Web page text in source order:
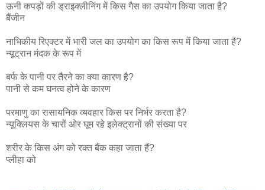
ऊनी कपड़ों की ड्राइक्लीनिंग में किस गैस का उपयोग किया जाता है?
बैंजीन
नाभिकीय रिएक्टर में भारी जल का उपयोग का किस रूप में किया जाता है?
न्यूट्रान मंदक के रूप में
बर्फ के पानी पर तैरने का क्या कारण है?
पानी से कम घनत्व होने के कारण
परमाणु का रासायनिक व्यवहार किस पर निर्भर करता है?
न्यूक्लियस के चारों ओर घूम रहे इलेक्ट्रानों की संख्या पर
शरीर के किस अंग को रक्त बैंक कहा जाता हैं?
प्लीहा को